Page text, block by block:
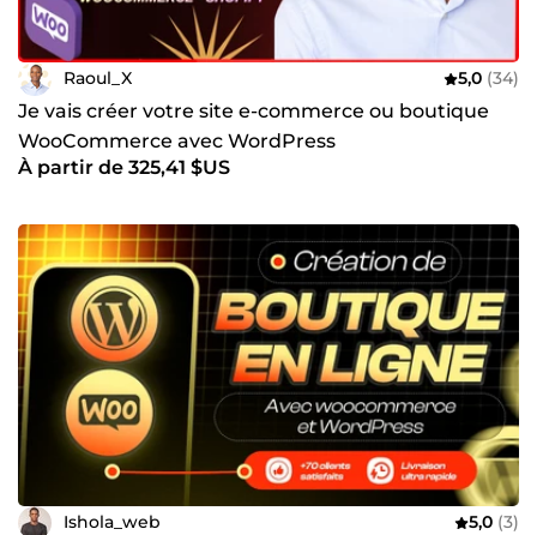
Raoul_X 5,0 (34)
Je vais créer votre site e-commerce ou boutique
WooCommerce avec WordPress
À partir de 325,41 $US
Ishola_web 5,0 (3)